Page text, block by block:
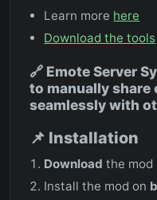
Learn more here
Download the tools
🔗 Emote Server
to manually
seamlessly with
📌 Installation
Download the
Install the mod on